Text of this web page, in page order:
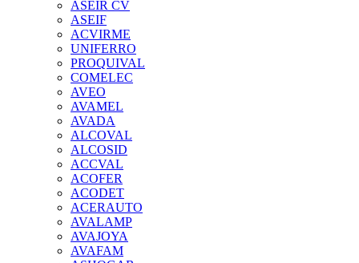
ASEIR CV
ASEIF
ACVIRME
UNIFERRO
PROQUIVAL
COMELEC
AVEO
AVAMEL
AVADA
ALCOVAL
ALCOSID
ACCVAL
ACOFER
ACODET
ACERAUTO
AVALAMP
AVAJOYA
AVAFAM